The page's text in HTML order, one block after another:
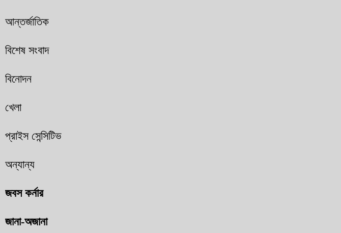
আন্তর্জাতিক
বিশেষ সংবাদ
বিনোদন
খেলা
প্রাইস সেন্সিটিভ
অন্যান্য
জবস কর্নার
জানা-অজানা